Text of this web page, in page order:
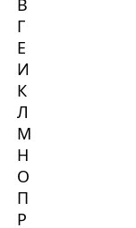
В
Г
Е
И
К
Л
М
Н
О
П
Р